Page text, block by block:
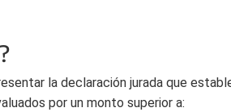
la declaración jurada que
por un monto superior a: